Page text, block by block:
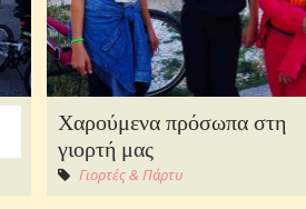
Χαρούμενα πρόσωπα στη
γιορτή μας
Γιορτές & Πάρτυ